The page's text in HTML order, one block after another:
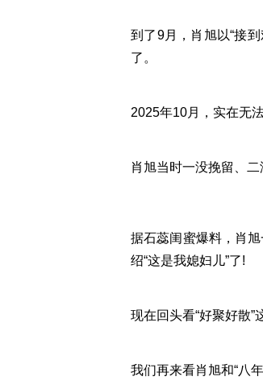
到了9月，肖旭以“接
了。
2025年10月，实在无
肖旭当时一没挽留、
据石蕊闺蜜爆料，肖
绍“这是我媳妇儿”了!
现在回头看“好聚好散
我们再来看肖旭和“八